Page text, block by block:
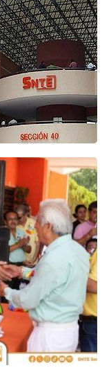
y eficiente
que
la dignidad,